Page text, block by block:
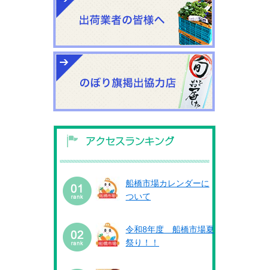
船橋市場カレンダーに
ついて
令和8年度 船橋市場夏
祭り！！